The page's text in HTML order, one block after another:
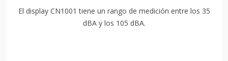
El display CN1001 tiene un rango de medición entre los 35
dBA y los 105 dBA.